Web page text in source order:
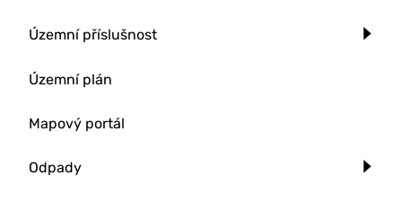
Územní příslušnost
Územní plán
Mapový portál
Odpady